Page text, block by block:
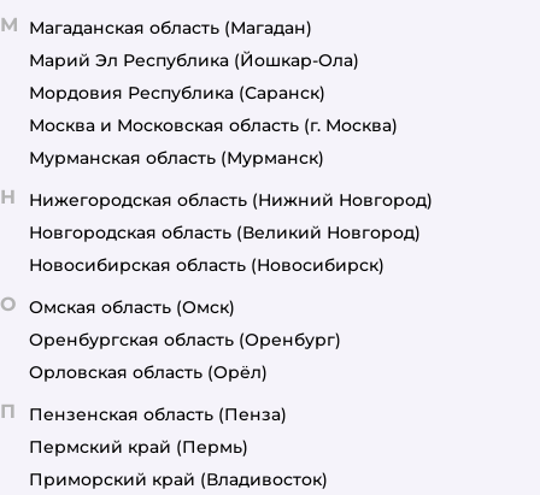
М Магаданская область (Магадан)
Марий Эл Республика (Йошкар-Ола)
Мордовия Республика (Саранск)
Москва и Московская область (г. Москва)
Мурманская область (Мурманск)
Н Нижегородская область (Нижний Новгород)
Новгородская область (Великий Новгород)
Новосибирская область (Новосибирск)
О Омская область (Омск)
Оренбургская область (Оренбург)
Орловская область (Орёл)
П Пензенская область (Пенза)
Пермский край (Пермь)
Приморский край (Владивосток)